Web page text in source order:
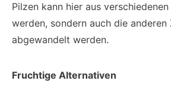
Pilzen kann hier aus
werden, sondern auch die anderen
abgewandelt werden.
Fruchtige Alternativen